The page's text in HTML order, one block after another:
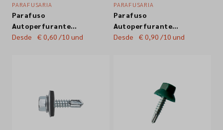
PARAFUSARIA
Parafuso
Autoperfurante
Sextavado c/ Anilha
Desde € 0,60 /10 und
PARAFUSARIA
Parafuso
Autoperfurante
Sextavado c/ Anilha
Desde € 0,90 /10 und